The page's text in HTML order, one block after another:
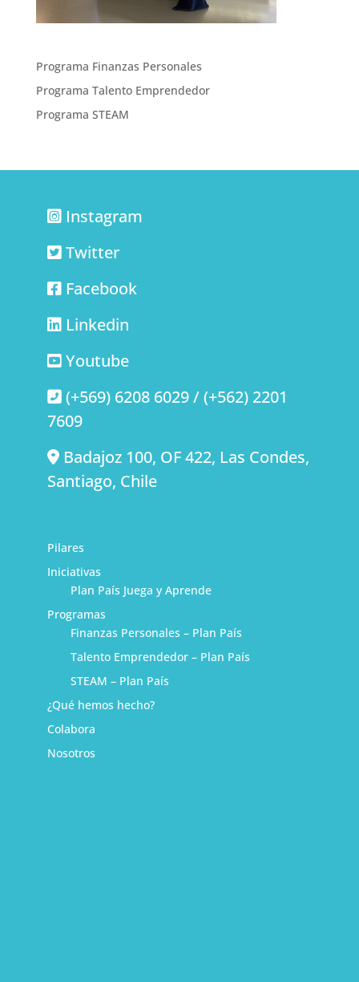
Programa Finanzas Personales
Programa Talento Emprendedor
Programa STEAM
Instagram
Twitter
Facebook
Linkedin
Youtube
(+569) 6208 6029 / (+562) 2201
7609
Badajoz 100, OF 422, Las Condes,
Santiago, Chile
Pilares
Iniciativas
Plan País Juega y Aprende
Programas
Finanzas Personales – Plan País
Talento Emprendedor – Plan País
STEAM – Plan País
¿Qué hemos hecho?
Colabora
Nosotros